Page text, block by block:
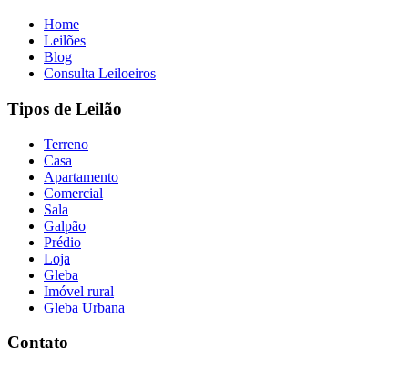
Home
Leilões
Blog
Consulta Leiloeiros
Tipos de Leilão
Terreno
Casa
Apartamento
Comercial
Sala
Galpão
Prédio
Loja
Gleba
Imóvel rural
Gleba Urbana
Contato